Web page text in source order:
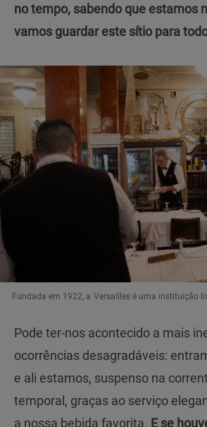
no tempo, sabendo que estamos
vamos guardar este sítio para
Fundada em 1922, a Versailles é uma instituição
Pode ter-nos acontecido a mais
ocorrências desagradáveis:
e ali estamos, suspenso na
temporal, graças ao serviço
a nossa bebida favorita. E se